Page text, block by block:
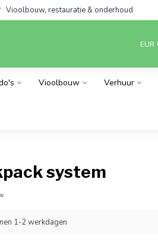
Vioolbouw, restauratie & onderhoud
EUR
Vioolbouw Verhuur
system
1-2 werkdagen